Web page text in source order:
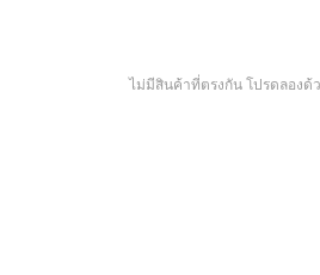
ไม่มีสินค้าที่ตรงกัน โปรดลองด้